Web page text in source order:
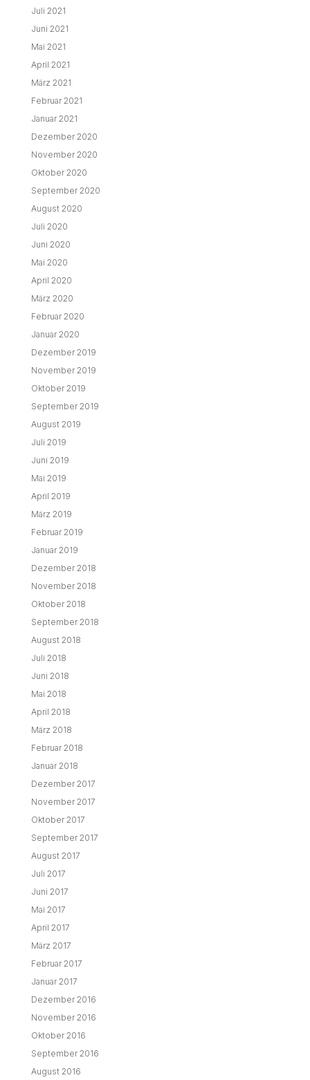
Juli 2021
Juni 2021
Mai 2021
April 2021
März 2021
Februar 2021
Januar 2021
Dezember 2020
November 2020
Oktober 2020
September 2020
August 2020
Juli 2020
Juni 2020
Mai 2020
April 2020
März 2020
Februar 2020
Januar 2020
Dezember 2019
November 2019
Oktober 2019
September 2019
August 2019
Juli 2019
Juni 2019
Mai 2019
April 2019
März 2019
Februar 2019
Januar 2019
Dezember 2018
November 2018
Oktober 2018
September 2018
August 2018
Juli 2018
Juni 2018
Mai 2018
April 2018
März 2018
Februar 2018
Januar 2018
Dezember 2017
November 2017
Oktober 2017
September 2017
August 2017
Juli 2017
Juni 2017
Mai 2017
April 2017
März 2017
Februar 2017
Januar 2017
Dezember 2016
November 2016
Oktober 2016
September 2016
August 2016